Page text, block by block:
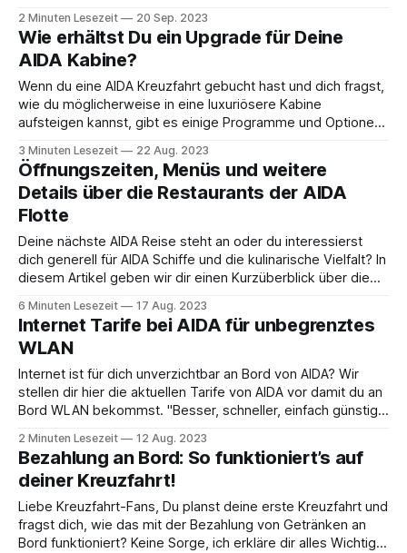
es mit diesen mysteriösen Buchstaben auf sich hat. Wenn
Du Deine Reiseunterlagen für eine AIDA-
2 Minuten Lesezeit 20 Sep. 2023
Wie erhältst Du ein Upgrade für Deine
AIDA Kabine?
Wenn du eine AIDA Kreuzfahrt gebucht hast und dich fragst,
wie du möglicherweise in eine luxuriösere Kabine
aufsteigen kannst, gibt es einige Programme und Optionen,
relevanten Informationen zusammenfasst. Kabinen-
Upgrade-Programm (Auktion) Das neue Kabinen-Upgrade-
Programm von AIDA
3 Minuten Lesezeit 22 Aug. 2023
Öffnungszeiten, Menüs und weitere
Details über die Restaurants der AIDA
Flotte
Deine nächste AIDA Reise steht an oder du interessierst
dich generell für AIDA Schiffe und die kulinarische Vielfalt? In
diesem Artikel geben wir dir einen Kurzüberblick über die
Restaurants In den Buffet-Restaurants auf den AIDA-
Schiffen kannst Du Dich nach Herzenslust
6 Minuten Lesezeit 17 Aug. 2023
Internet Tarife bei AIDA für unbegrenztes
WLAN
Internet ist für dich unverzichtbar an Bord von AIDA? Wir
stellen dir hier die aktuellen Tarife von AIDA vor damit du an
Bord WLAN bekommst. "Besser, schneller, einfach günstig",
2023 ist die komplette AIDA-Flotte mit Starlink (von Elon
Musks&
2 Minuten Lesezeit 12 Aug. 2023
Bezahlung an Bord: So funktioniert’s auf
deiner Kreuzfahrt!
Liebe Kreuzfahrt-Fans, Du planst deine erste Kreuzfahrt und
fragst dich, wie das mit der Bezahlung von Getränken an
Bord funktioniert? Keine Sorge, ich erkläre dir alles Wichtige